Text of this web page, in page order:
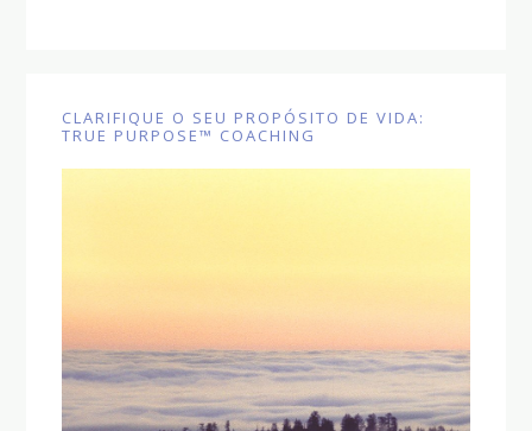
CLARIFIQUE O SEU PROPÓSITO DE VIDA:
TRUE PURPOSE™ COACHING